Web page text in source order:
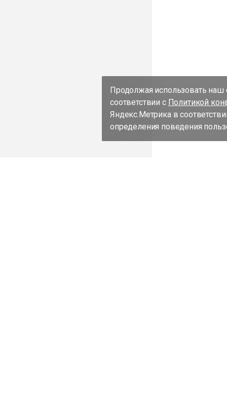
Продолжая использовать наш
соответствии с Политикой
Яндекс.Метрика в
определения поведения